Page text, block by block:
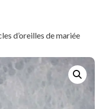
d’oreilles de mariée